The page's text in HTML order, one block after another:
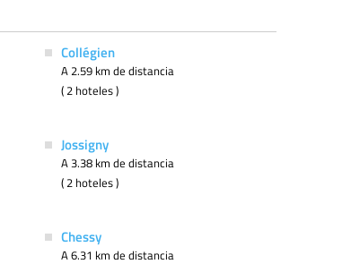
Collégien
A 2.59 km de distancia
( 2 hoteles )
Jossigny
A 3.38 km de distancia
( 2 hoteles )
Chessy
A 6.31 km de distancia